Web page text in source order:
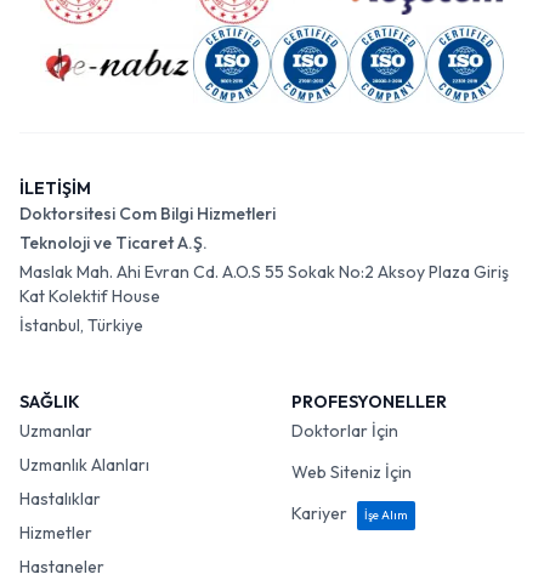
İLETİŞİM
Doktorsitesi Com Bilgi Hizmetleri
Teknoloji ve Ticaret A.Ş.
Maslak Mah. Ahi Evran Cd. A.O.S 55 Sokak No:2 Aksoy Plaza Giriş
Kat Kolektif House
İstanbul, Türkiye
SAĞLIK
Uzmanlar
Uzmanlık Alanları
Hastalıklar
Hizmetler
Hastaneler
PROFESYONELLER
Doktorlar İçin
Web Siteniz İçin
Kariyer
İşe Alım